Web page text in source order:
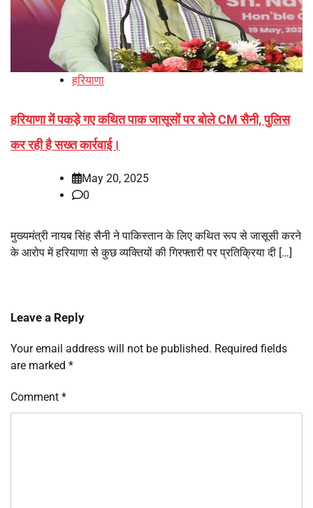
हरियाणा
हरियाणा में पकड़े गए कथित पाक जासूसों पर बोले CM सैनी, पुलिस
कर रही है सख्त कार्रवाई।
May 20, 2025
0
मुख्यमंत्री नायब सिंह सैनी ने पाकिस्तान के लिए कथित रूप से जासूसी करने
के आरोप में हरियाणा से कुछ व्यक्तियों की गिरफ्तारी पर प्रतिक्रिया दी […]
Leave a Reply
Your email address will not be published. Required fields
are marked *
Comment *